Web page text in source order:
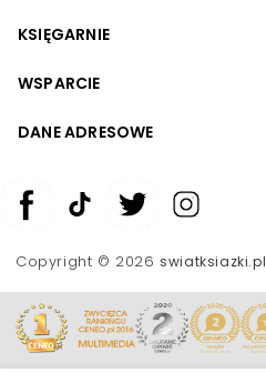
KSIĘGARNIE
WSPARCIE
DANE ADRESOWE
Copyright © 2026swiatksiazki.pl
Zwiększ rozmiar czcionki
Skala szarości